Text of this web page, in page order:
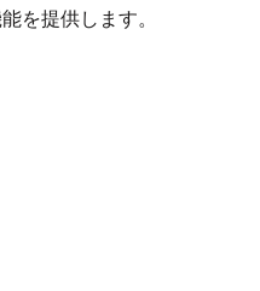
を提供します。